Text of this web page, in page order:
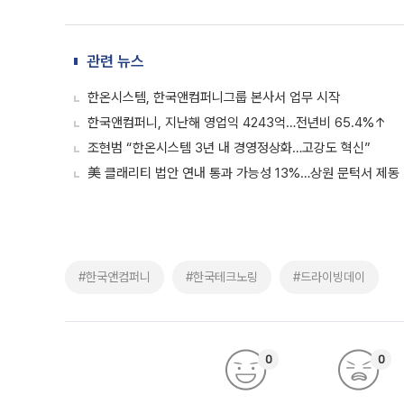
관련 뉴스
한온시스템, 한국앤컴퍼니그룹 본사서 업무 시작
한국앤컴퍼니, 지난해 영업익 4243억…전년비 65.4%↑
조현범 “한온시스템 3년 내 경영정상화…고강도 혁신”
美 클래리티 법안 연내 통과 가능성 13%…상원 문턱서 제동
#한국앤컴퍼니 #한국테크노링 #드라이빙데이
0 0